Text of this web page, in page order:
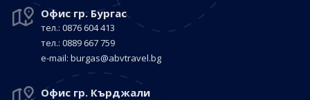
Офис гр. Бургас
тел.: 0876 604 413
тел.: 0889 667 759
е-mail: burgas@abvtravel.bg
Офис гр. Кърджали